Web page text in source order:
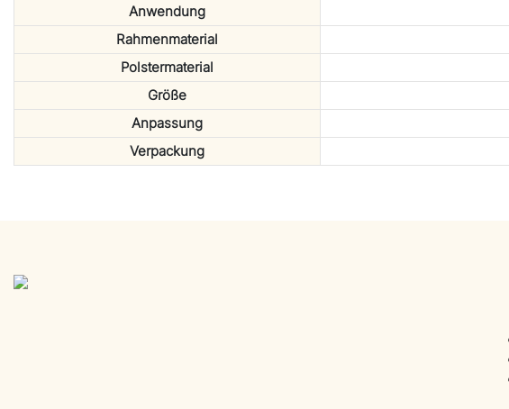
Anwendung
Rahmenmaterial
Polstermaterial
Größe
Anpassung
Verpackung